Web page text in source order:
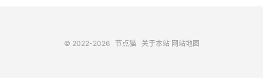
© 2022-2026 节点猫 关于本站 网站地图